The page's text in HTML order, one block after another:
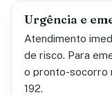
Urgência e
Atendimento
de risco. Para
o pronto-socorro
192.